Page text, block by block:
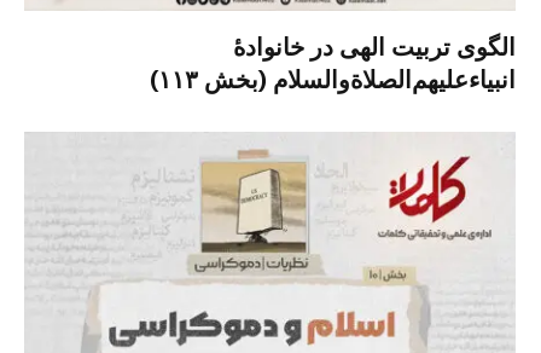
الگوی تربیت الهی در خانوادۀ
انبیاءعلیهم‌الصلاةو‌السلام (بخش ۱۱۳)